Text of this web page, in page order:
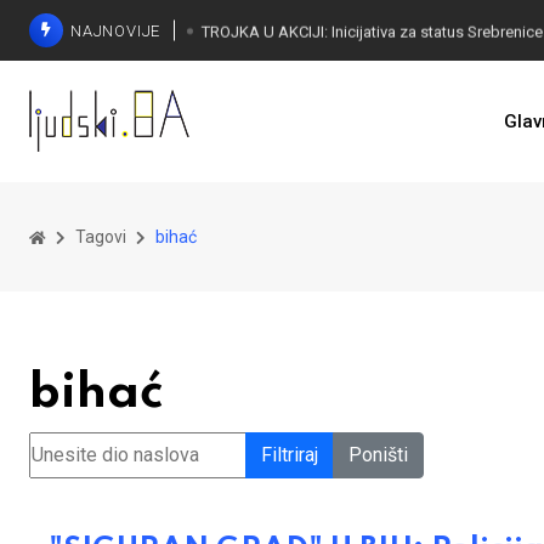
NAJNOVIJE
Tagovi bihać
bihać
Unesite dio naslova Filtriraj Poništi